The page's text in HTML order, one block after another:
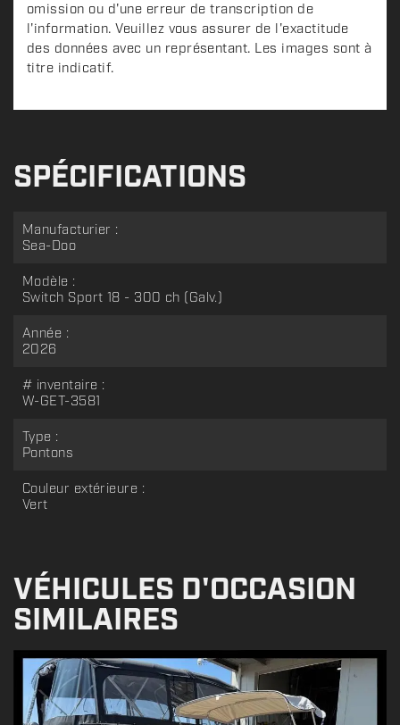
omission ou d'une erreur de transcription de
l'information. Veuillez vous assurer de l'exactitude
des données avec un représentant. Les images sont à
titre indicatif.
SPÉCIFICATIONS
Manufacturier :
Sea-Doo
Modèle :
Switch Sport 18 - 300 ch (Galv.)
Année :
2026
# inventaire :
W-GET-3581
Type :
Pontons
Couleur extérieure :
Vert
VÉHICULES D'OCCASION
SIMILAIRES